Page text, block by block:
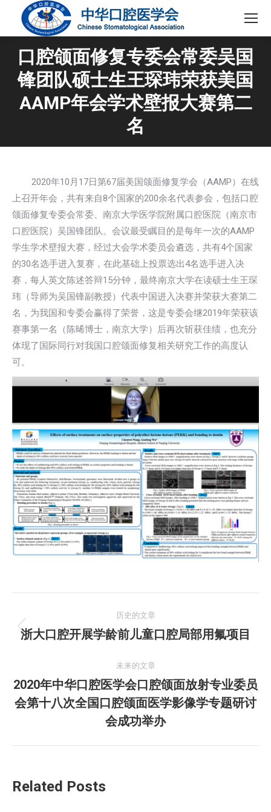
口腔颌面修复专委会常委吴国
锋团队硕士生王琛玮荣获美国
AAMP年会学术壁报大赛第二
名
2020年10月17日第67届美国颌面修复学会（AAMP）在线
上召开年会，共有来自8个国家的200余名代表参会，包括口腔
颌面修复专委会常委、南京大学医学院附属口腔医院（南京市
口腔医院）吴国锋团队。会议最受瞩目的是每年一次的AAMP
学生学术壁报大赛，经过大会学术委员会遴选，共有4个国家
的30名选手进入复赛，在此基础上投票选出4名选手进入决
赛，每人英文陈述答辩15分钟，最终南京大学在读硕士生王琛
玮（导师为吴国锋副教授）代表中国进入决赛并荣获大赛第二
名，为我国和专委会赢得了荣誉，这是专委会继2019年荣获该
赛事第一名（陈晞博士，南京大学）后再次斩获佳绩，也充分
体现了国际同行对我国口腔颌面修复相关研究工作的高度认
可。
章
航
历史的文章
历
的
文
章：
浙大口腔开展学龄前儿童口腔局部用氟项目
未来的文章
未
来
2020年中华口腔医学会口腔颌面放射专业委员
会第十八次全国口腔颌面医学影像学专题研讨
会成功举办
Related Posts